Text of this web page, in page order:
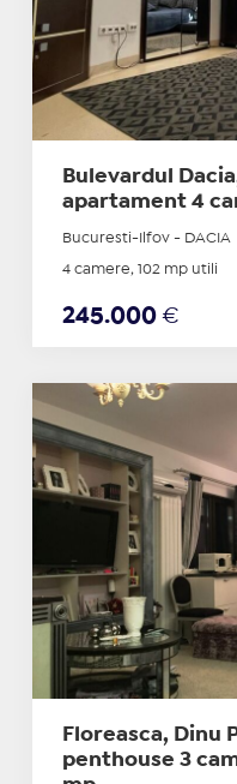
Bulevardul
apartament 4
Bucuresti-Ilfov - DACIA
4 camere, 102 mp utili
245.000 €
Floreasca, Dinu
penthouse 3